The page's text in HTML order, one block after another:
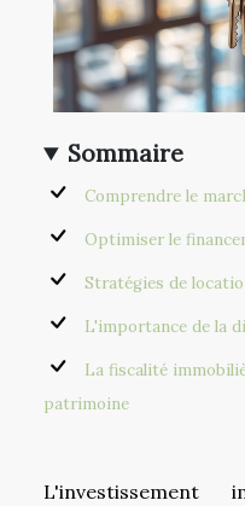
Sommaire
Comprendre le
Optimiser le
Stratégies de
L'importance de la
La fiscalité
patrimoine
L'investissement